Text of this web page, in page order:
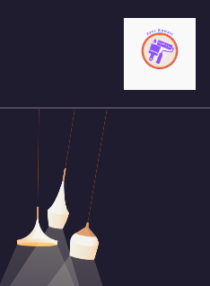
content
شاطر ورخيص تنفيذ احدث الديكورات